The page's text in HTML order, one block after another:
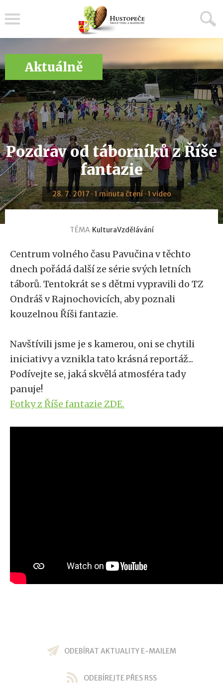
Aktuálně
Pozdrav od táborníků z Říše
fantazie
28. 7. 2017 · 1 minuta čtení · 1 video
TÉMA KulturaVzdělávání
Centrum volného času Pavučina v těchto
dnech pořádá další ze série svých letních
táborů. Tentokrát se s dětmi vypravili do TZ
Ondráš v Rajnochovicích, aby poznali
kouzelnou Říši fantazie.
Navštívili jsme je s kamerou, oni se chytili
iniciativy a vznikla tato krásná reportáž...
Podívejte se, jaká skvělá atmosféra tady
panuje!
Fotky z Říše fantazie ZDE.
ODEBÍRAT AKTUALITY E-MAILEM
ODEBÍREJTE PŘES RSS